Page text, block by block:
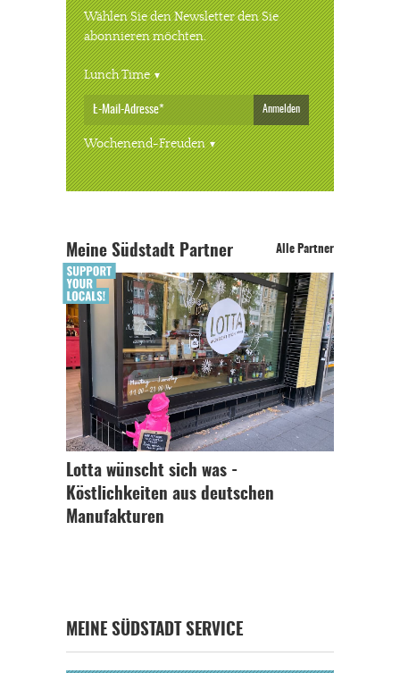
Wählen Sie den Newsletter den Sie
abonnieren möchten.
Lunch Time
Anmelden
Wochenend-Freuden
Meine Südstadt Partner Alle Partner
Lotta wünscht sich was -
Köstlichkeiten aus deutschen
Manufakturen
MEINE SÜDSTADT SERVICE